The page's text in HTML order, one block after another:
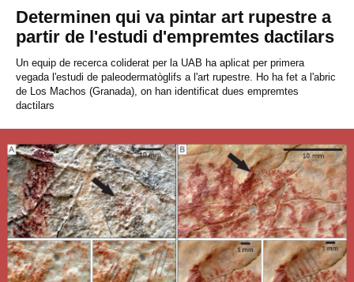
Determinen qui va pintar art rupestre a
partir de l'estudi d'empremtes dactilars
Un equip de recerca coliderat per la UAB ha aplicat per primera
vegada l'estudi de paleodermatòglifs a l'art rupestre. Ho ha fet a l'abric
de Los Machos (Granada), on han identificat dues empremtes
dactilars